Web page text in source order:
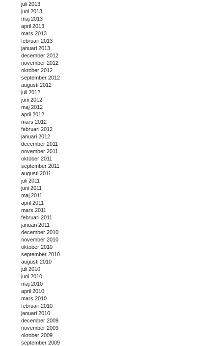
juli 2013
juni 2013
maj 2013
april 2013
mars 2013
februari 2013
januari 2013
december 2012
november 2012
oktober 2012
september 2012
augusti 2012
juli 2012
juni 2012
maj 2012
april 2012
mars 2012
februari 2012
januari 2012
december 2011
november 2011
oktober 2011
september 2011
augusti 2011
juli 2011
juni 2011
maj 2011
april 2011
mars 2011
februari 2011
januari 2011
december 2010
november 2010
oktober 2010
september 2010
augusti 2010
juli 2010
juni 2010
maj 2010
april 2010
mars 2010
februari 2010
januari 2010
december 2009
november 2009
oktober 2009
september 2009